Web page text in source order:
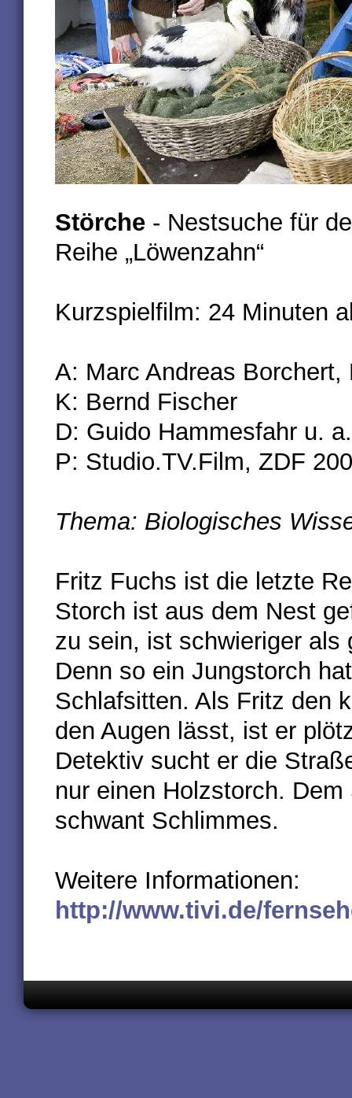
Störche - Nestsuche für
Reihe „Löwenzahn“
Kurzspielfilm: 24 Minuten
A: Marc Andreas Borchert,
K: Bernd Fischer
D: Guido Hammesfahr u. a.
P: Studio.TV.Film, ZDF
Thema: Biologisches
Fritz Fuchs ist die letzte
Storch ist aus dem Nest
zu sein, ist schwieriger als
Denn so ein Jungstorch
Schlafsitten. Als Fritz den
den Augen lässt, ist er
Detektiv sucht er die
nur einen Holzstorch.
schwant Schlimmes.
Weitere Informationen:
http://www.tivi.de/